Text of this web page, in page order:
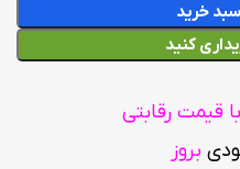
خرید
کنید
قیمت رقابتی
بروز